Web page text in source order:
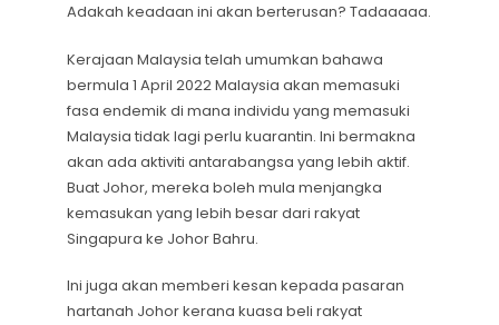
Adakah keadaan ini akan berterusan? Tadaaaaa.
Kerajaan Malaysia telah umumkan bahawa
bermula 1 April 2022 Malaysia akan memasuki
fasa endemik di mana individu yang memasuki
Malaysia tidak lagi perlu kuarantin. Ini bermakna
akan ada aktiviti antarabangsa yang lebih aktif.
Buat Johor, mereka boleh mula menjangka
kemasukan yang lebih besar dari rakyat
Singapura ke Johor Bahru.
Ini juga akan memberi kesan kepada pasaran
hartanah Johor kerana kuasa beli rakyat